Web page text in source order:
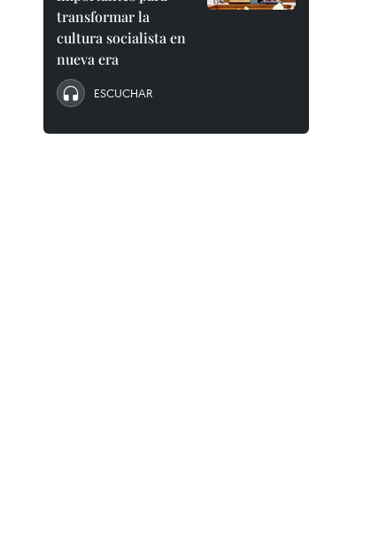
transformar la
cultura socialista en
nueva era
ESCUCHAR